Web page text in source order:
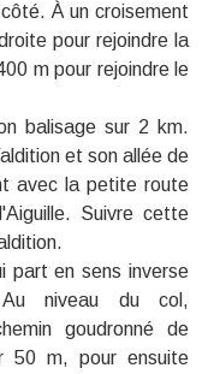
À un croisement
pour rejoindre la
m pour rejoindre le
balisage sur 2 km.
et son allée de
avec la petite route
Suivre cette
part en sens inverse
niveau du col,
goudronné de
50 m, pour ensuite